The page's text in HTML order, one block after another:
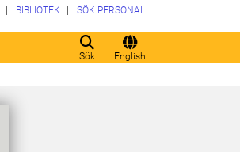
Sök English
BIBLIOTEK SÖK PERSONAL